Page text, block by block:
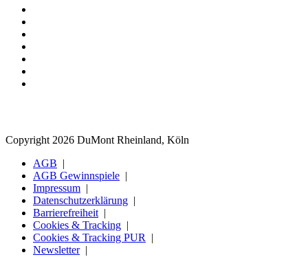
Copyright 2026 DuMont Rheinland, Köln
AGB
AGB Gewinnspiele
Impressum
Datenschutzerklärung
Barrierefreiheit
Cookies & Tracking
Cookies & Tracking PUR
Newsletter